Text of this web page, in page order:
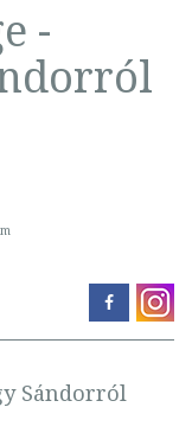
-
Sándorról